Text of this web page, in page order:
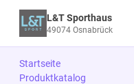
L&T Sporthaus
49074 Osnabrück
Startseite
Produktkatalog